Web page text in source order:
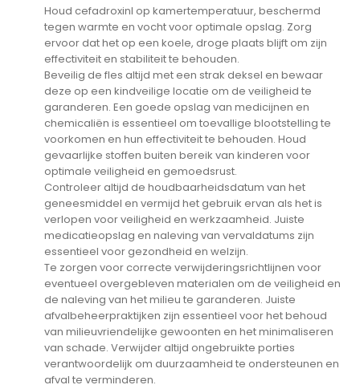
Houd cefadroxinl op kamertemperatuur, beschermd
tegen warmte en vocht voor optimale opslag. Zorg
ervoor dat het op een koele, droge plaats blijft om zijn
effectiviteit en stabiliteit te behouden.
Beveilig de fles altijd met een strak deksel en bewaar
deze op een kindveilige locatie om de veiligheid te
garanderen. Een goede opslag van medicijnen en
chemicaliën is essentieel om toevallige blootstelling te
voorkomen en hun effectiviteit te behouden. Houd
gevaarlijke stoffen buiten bereik van kinderen voor
optimale veiligheid en gemoedsrust.
Controleer altijd de houdbaarheidsdatum van het
geneesmiddel en vermijd het gebruik ervan als het is
verlopen voor veiligheid en werkzaamheid. Juiste
medicatieopslag en naleving van vervaldatums zijn
essentieel voor gezondheid en welzijn.
Te zorgen voor correcte verwijderingsrichtlijnen voor
eventueel overgebleven materialen om de veiligheid en
de naleving van het milieu te garanderen. Juiste
afvalbeheerpraktijken zijn essentieel voor het behoud
van milieuvriendelijke gewoonten en het minimaliseren
van schade. Verwijder altijd ongebruikte porties
verantwoordelijk om duurzaamheid te ondersteunen en
afval te verminderen.